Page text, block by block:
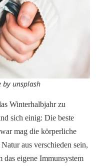
by unsplash
Winterhalbjahr zu
sich einig: Die beste
mag die körperliche
aus verschieden sein,
eigene Immunsystem